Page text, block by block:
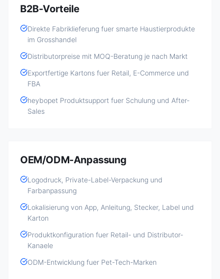
B2B-Vorteile
Direkte Fabriklieferung fuer smarte Haustierprodukte
im Grosshandel
Distributorpreise mit MOQ-Beratung je nach Markt
Exportfertige Kartons fuer Retail, E-Commerce und
FBA
heybopet Produktsupport fuer Schulung und After-
Sales
OEM/ODM-Anpassung
Logodruck, Private-Label-Verpackung und
Farbanpassung
Lokalisierung von App, Anleitung, Stecker, Label und
Karton
Produktkonfiguration fuer Retail- und Distributor-
Kanaele
ODM-Entwicklung fuer Pet-Tech-Marken